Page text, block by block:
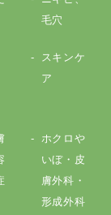
毛穴
スキンケ
ア
ホクロや
いぼ・皮
膚外科・
形成外科